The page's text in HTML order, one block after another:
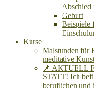
Abschied
Geburt
Beispiele
Kurse
Malstunden für
meditative
📌 AKTUELL
STATT! Ich
beruflichen und